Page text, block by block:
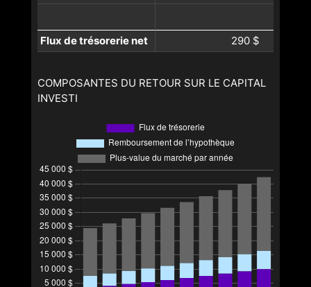
Flux de trésorerie net 290 $
COMPOSANTES DU RETOUR SUR LE CAPITAL
INVESTI